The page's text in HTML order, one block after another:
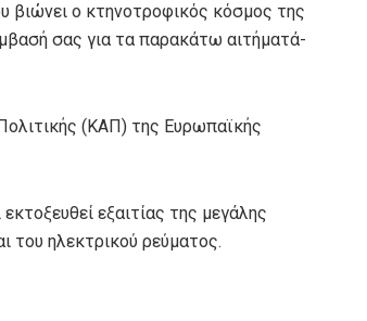
βιώνει ο κτηνοτροφικός κόσμος της
σας για τα παρακάτω αιτήματά-
(ΚΑΠ) της Ευρωπαϊκής
εξαιτίας της μεγάλης
ηλεκτρικού ρεύματος.